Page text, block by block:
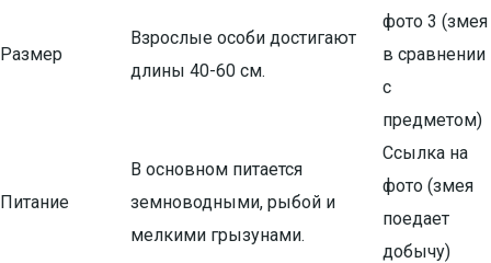
Размер
Взрослые особи достигают
длины 40-60 см.
фото 3 (змея
в сравнении
с
предметом)
Питание
В основном питается
земноводными, рыбой и
мелкими грызунами.
Ссылка на
фото (змея
поедает
добычу)